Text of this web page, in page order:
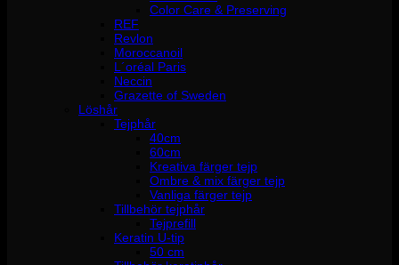
Color Care & Preserving
REF
Revlon
Moroccanoil
L´oréal Paris
Neccin
Grazette of Sweden
Löshår
Tejphår
40cm
60cm
Kreativa färger tejp
Ombre & mix färger tejp
Vanliga färger tejp
Tillbehör tejphår
Tejprefill
Keratin U-tip
50 cm